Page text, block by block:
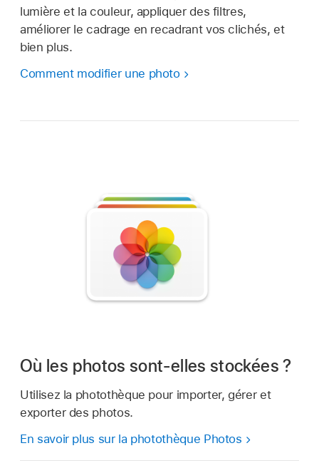
lumière et la couleur, appliquer des filtres,
améliorer le cadrage en recadrant vos clichés, et
bien plus.
Comment modifier une photo
Où les photos sont-elles stockées ?
Utilisez la photothèque pour importer, gérer et
exporter des photos.
En savoir plus sur la photothèque Photos